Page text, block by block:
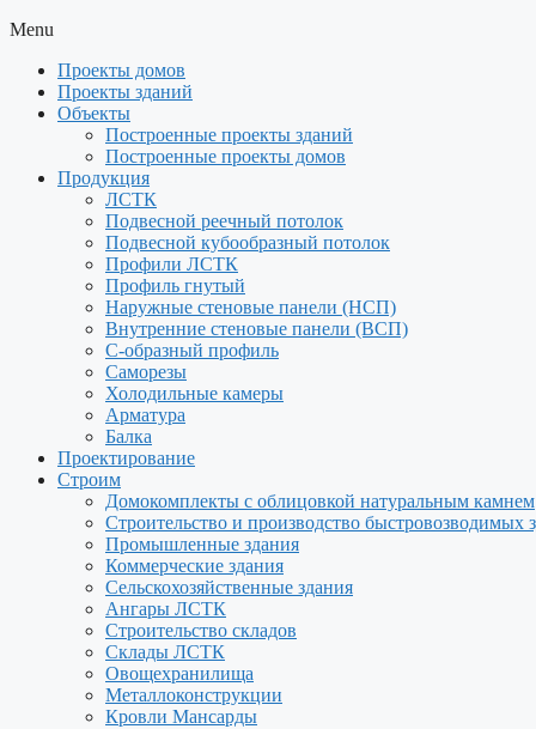
Menu
Проекты домов
Проекты зданий
Объекты
Построенные проекты зданий
Построенные проекты домов
Продукция
ЛСТК
Подвесной реечный потолок
Подвесной кубообразный потолок
Профили ЛСТК
Профиль гнутый
Наружные стеновые панели (НСП)
Внутренние стеновые панели (ВСП)
С-образный профиль
Саморезы
Холодильные камеры
Арматура
Балка
Проектирование
Строим
Домокомплекты с облицовкой натуральным камнем
Строительство и производство быстровозводимых
Промышленные здания
Коммерческие здания
Сельскохозяйственные здания
Ангары ЛСТК
Строительство складов
Склады ЛСТК
Овощехранилища
Металлоконструкции
Кровли Мансарды